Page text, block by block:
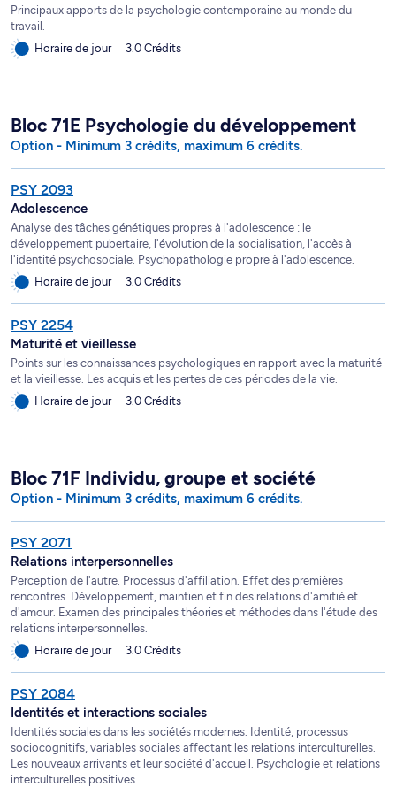
Principaux apports de la psychologie contemporaine au monde du
travail.
Horaire de jour
3.0 Crédits
Bloc 71E Psychologie du développement
Option - Minimum 3 crédits, maximum 6 crédits.
PSY 2093
Adolescence
Analyse des tâches génétiques propres à l'adolescence : le
développement pubertaire, l'évolution de la socialisation, l'accès à
l'identité psychosociale. Psychopathologie propre à l'adolescence.
Horaire de jour
3.0 Crédits
PSY 2254
Maturité et vieillesse
Points sur les connaissances psychologiques en rapport avec la maturité
et la vieillesse. Les acquis et les pertes de ces périodes de la vie.
Horaire de jour
3.0 Crédits
Bloc 71F Individu, groupe et société
Option - Minimum 3 crédits, maximum 6 crédits.
PSY 2071
Relations interpersonnelles
Perception de l'autre. Processus d'affiliation. Effet des premières
rencontres. Développement, maintien et fin des relations d'amitié et
d'amour. Examen des principales théories et méthodes dans l'étude des
relations interpersonnelles.
Horaire de jour
3.0 Crédits
PSY 2084
Identités et interactions sociales
Identités sociales dans les sociétés modernes. Identité, processus
sociocognitifs, variables sociales affectant les relations interculturelles.
Les nouveaux arrivants et leur société d'accueil. Psychologie et relations
interculturelles positives.